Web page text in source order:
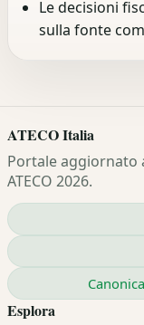
Le decisioni
sulla fonte
ATECO Italia
Portale aggiornato
ATECO 2026.
Esplora